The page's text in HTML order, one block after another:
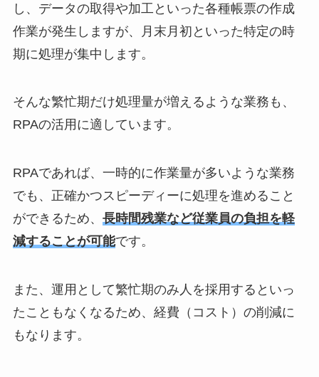
し、データの取得や加工といった各種帳票の作成
作業が発生しますが、月末月初といった特定の時
期に処理が集中します。
そんな繁忙期だけ処理量が増えるような業務も、
RPAの活用に適しています。
RPAであれば、一時的に作業量が多いような業務
でも、正確かつスピーディーに処理を進めること
ができるため、 長時間残業など従業員の負担を軽
減することが可能です。
また、運用として繁忙期のみ人を採用するといっ
たこともなくなるため、経費（コスト）の削減に
もなります。